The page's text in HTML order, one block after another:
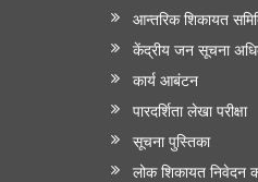
आन्‍तरिक शिकायत
केंद्रीय जन सूचना
कार्य आबंटन
पारदर्शिता लेखा परीक्षा
सूचना पुस्तिका
लोक शिकायत निवेदन